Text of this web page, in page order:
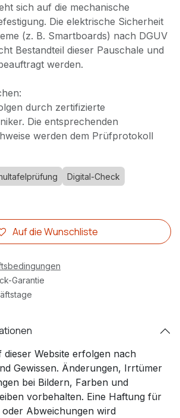
sich auf die mechanische
Die elektrische Sicherheit
(z. B. Smartboards) nach DGUV
Bestandteil dieser Pauschale und
werden.
durch zertifizierte
Die entsprechenden
werden dem Prüfprotokoll
Digital-Check
Auf die Wunschliste
Garantie
dieser Website erfolgen nach
Gewissen. Änderungen, Irrtümer
bei Bildern, Farben und
vorbehalten. Eine Haftung für
Abweichungen wird